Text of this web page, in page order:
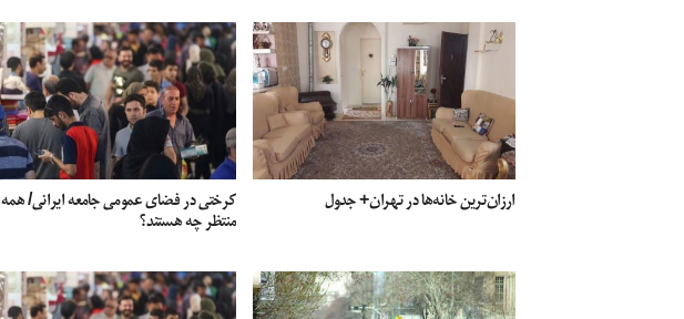
ارزان‌ترین خانه‌ها در تهران+ جدول
کرختی در فضای عمومی جامعه ایرانی/ همه
منتظر چه هستند؟